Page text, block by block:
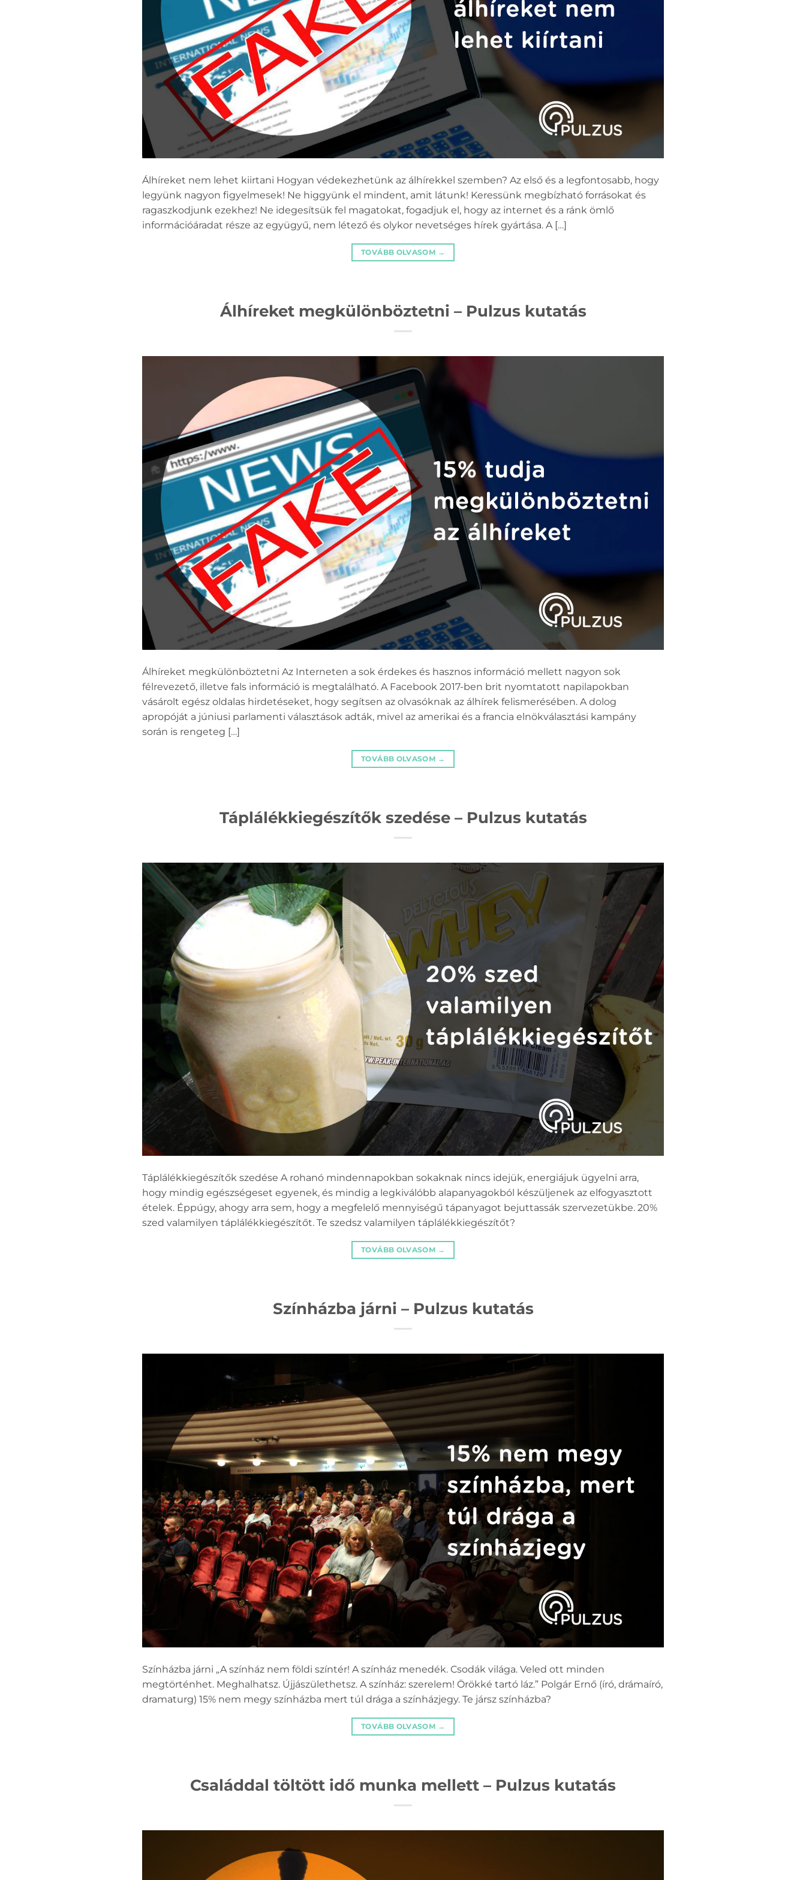
Álhíreket nem lehet kiirtani Hogyan védekezhetünk az álhírekkel szemben? Az első és a legfontosabb, hogy
legyünk nagyon figyelmesek! Ne higgyünk el mindent, amit látunk! Keressünk megbízható forrásokat és
ragaszkodjunk ezekhez! Ne idegesítsük fel magatokat, fogadjuk el, hogy az internet és a ránk ömlő
információáradat része az együgyű, nem létező és olykor nevetséges hírek gyártása. A […]
TOVÁBB OLVASOM →
Álhíreket megkülönböztetni – Pulzus kutatás
Álhíreket megkülönböztetni Az Interneten a sok érdekes és hasznos információ mellett nagyon sok
félrevezető, illetve fals információ is megtalálható. A Facebook 2017-ben brit nyomtatott napilapokban
vásárolt egész oldalas hirdetéseket, hogy segítsen az olvasóknak az álhírek felismerésében. A dolog
apropóját a júniusi parlamenti választások adták, mivel az amerikai és a francia elnökválasztási kampány
során is rengeteg […]
TOVÁBB OLVASOM →
Táplálékkiegészítők szedése – Pulzus kutatás
Táplálékkiegészítők szedése A rohanó mindennapokban sokaknak nincs idejük, energiájuk ügyelni arra,
hogy mindig egészségeset egyenek, és mindig a legkiválóbb alapanyagokból készüljenek az elfogyasztott
ételek. Éppúgy, ahogy arra sem, hogy a megfelelő mennyiségű tápanyagot bejuttassák szervezetükbe. 20%
szed valamilyen táplálékkiegészítőt. Te szedsz valamilyen táplálékkiegészítőt?
TOVÁBB OLVASOM →
Színházba járni – Pulzus kutatás
Színházba járni „A színház nem földi színtér! A színház menedék. Csodák világa. Veled ott minden
megtörténhet. Meghalhatsz. Újjászülethetsz. A színház: szerelem! Örökké tartó láz.” Polgár Ernő (író, drámaíró,
dramaturg) 15% nem megy színházba mert túl drága a színházjegy. Te jársz színházba?
TOVÁBB OLVASOM →
Családdal töltött idő munka mellett – Pulzus kutatás